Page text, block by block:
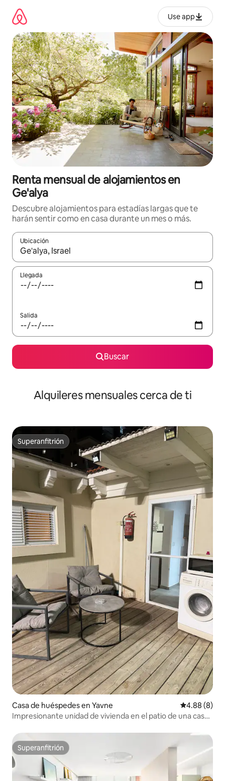
contenido
Use app
Renta mensual de alojamientos en
Ge'alya
Descubre alojamientos para estadías largas que te
harán sentir como en casa durante un mes o más.
Ubicación
Cuando los resultados estén disponibles, navega con las
Llegada
Salida
Buscar
Alquileres mensuales cerca de ti
Superanfitrión
Superanfitrión
Casa de huéspedes en Yavne Calificación
4.88 (8)
Impresionante unidad de vivienda en el patio de una casa
Superanfitrión
Superanfitrión